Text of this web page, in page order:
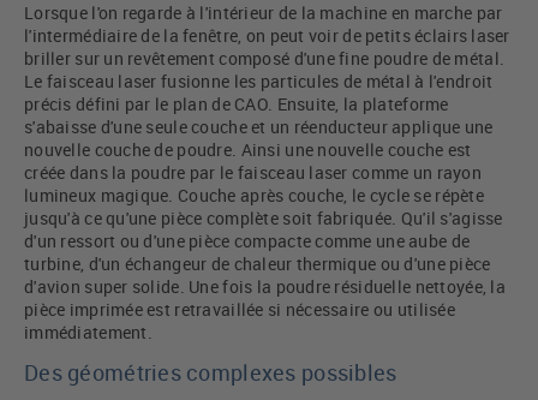
Lorsque l'on regarde à l'intérieur de la machine en marche par
l'intermédiaire de la fenêtre, on peut voir de petits éclairs laser
briller sur un revêtement composé d'une fine poudre de métal.
Le faisceau laser fusionne les particules de métal à l'endroit
précis défini par le plan de CAO. Ensuite, la plateforme
s'abaisse d'une seule couche et un réenducteur applique une
nouvelle couche de poudre. Ainsi une nouvelle couche est
créée dans la poudre par le faisceau laser comme un rayon
lumineux magique. Couche après couche, le cycle se répète
jusqu'à ce qu'une pièce complète soit fabriquée. Qu'il s'agisse
d'un ressort ou d'une pièce compacte comme une aube de
turbine, d'un échangeur de chaleur thermique ou d'une pièce
d'avion super solide. Une fois la poudre résiduelle nettoyée, la
pièce imprimée est retravaillée si nécessaire ou utilisée
immédiatement.
Des géométries complexes possibles